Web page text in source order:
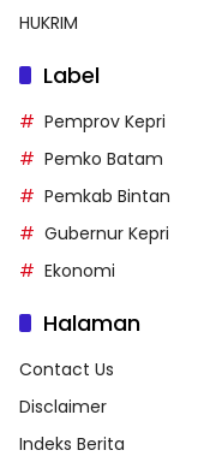
HUKRIM
Label
Pemprov Kepri
Pemko Batam
Pemkab Bintan
Gubernur Kepri
Ekonomi
Halaman
Contact Us
Disclaimer
Indeks Berita